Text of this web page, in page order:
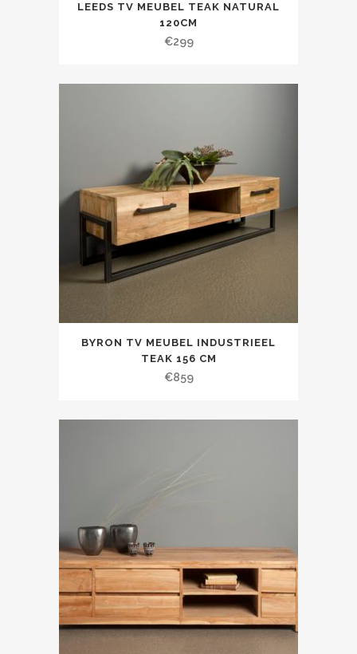
LEEDS TV MEUBEL TEAK NATURAL
120CM
€299
BYRON TV MEUBEL INDUSTRIEEL
TEAK 156 CM
€859